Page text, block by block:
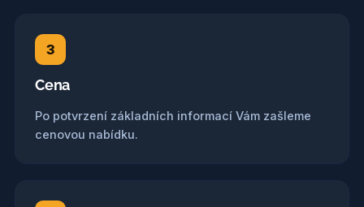
3
Cena
Po potvrzení základních informací Vám zašleme
cenovou nabídku.